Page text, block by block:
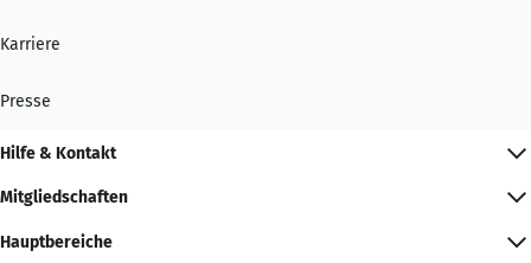
Karriere
Presse
Hilfe & Kontakt
Mitgliedschaften
Hauptbereiche